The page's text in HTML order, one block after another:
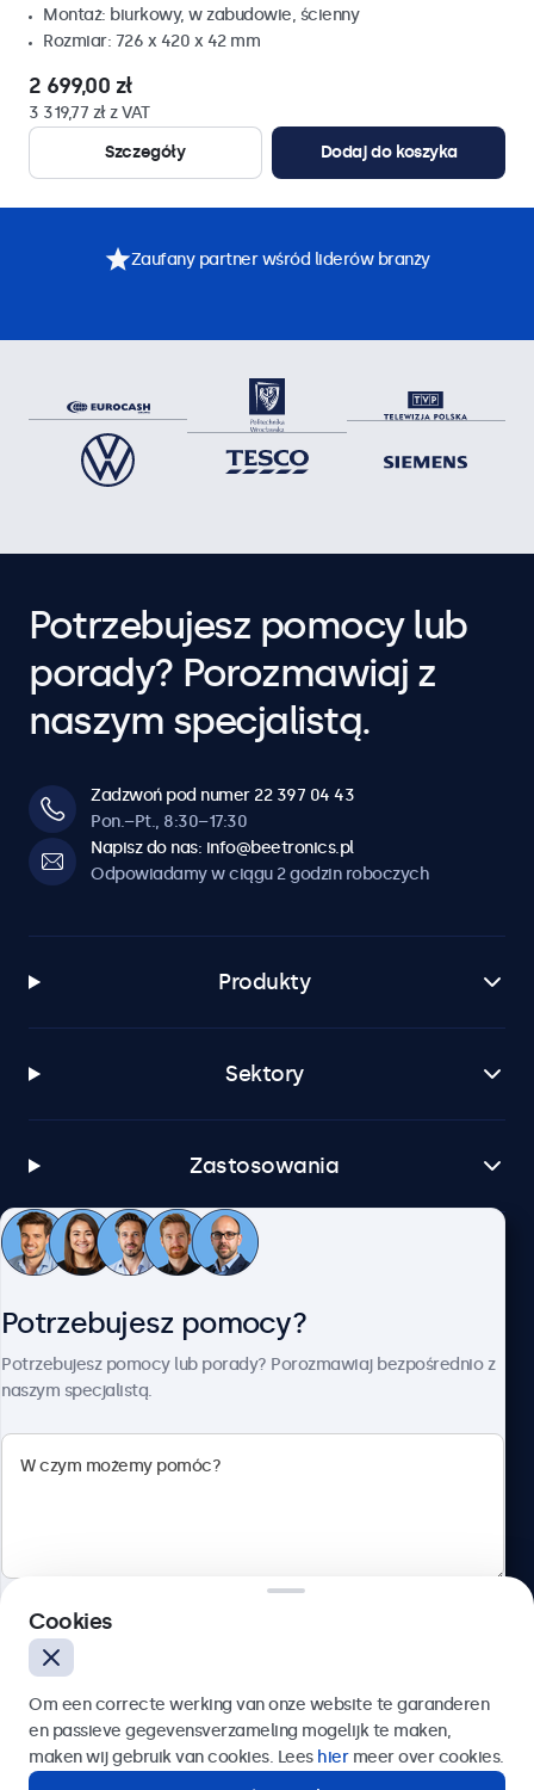
Montaż: biurkowy, w zabudowie, ścienny
Rozmiar: 726 x 420 x 42 mm
2 699,00 zł
3 319,77 zł z VAT
Szczegóły
Dodaj do koszyka
Zaufany partner wśród liderów branży
Potrzebujesz pomocy lub
porady? Porozmawiaj z
naszym specjalistą.
Zadzwoń pod numer 22 397 04 43
Pon.–Pt., 8:30–17:30
Napisz do nas: info@beetronics.pl
Odpowiadamy w ciągu 2 godzin roboczych
Produkty
Sektory
Zastosowania
Obsługa klienta
Polski
Potrzebujesz pomocy?
Potrzebujesz pomocy lub porady? Porozmawiaj bezpośrednio z
naszym specjalistą.
Wyślij
Lub zadzwoń pod numer:22 397 04 43
Cookies
Om een correcte werking van onze website te garanderen
en passieve gegevensverzameling mogelijk te maken,
maken wij gebruik van cookies. Lees hiermeer over cookies.